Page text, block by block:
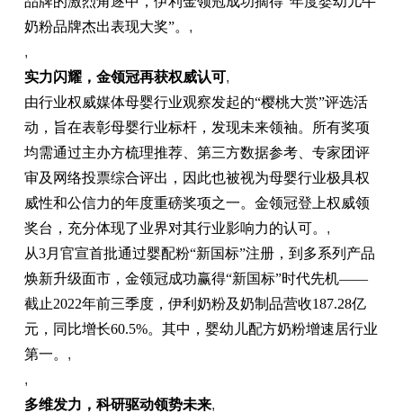
奶粉品牌杰出表现大奖”。 ,
,
实力闪耀，金领冠再获权威认可,
由行业权威媒体母婴行业观察发起的“樱桃大赏”评选活
动，旨在表彰母婴行业标杆，发现未来领袖。所有奖项
均需通过主办方梳理推荐、第三方数据参考、专家团评
审及网络投票综合评出，因此也被视为母婴行业极具权
威性和公信力的年度重磅奖项之一。金领冠登上权威领
奖台，充分体现了业界对其行业影响力的认可。 ,
从3月官宣首批通过婴配粉“新国标”注册，到多系列产品
焕新升级面市，金领冠成功赢得“新国标”时代先机——
截止2022年前三季度，伊利奶粉及奶制品营收187.28亿
元，同比增长60.5%。其中，婴幼儿配方奶粉增速居行业
第一。 ,
,
多维发力，科研驱动领势未来,